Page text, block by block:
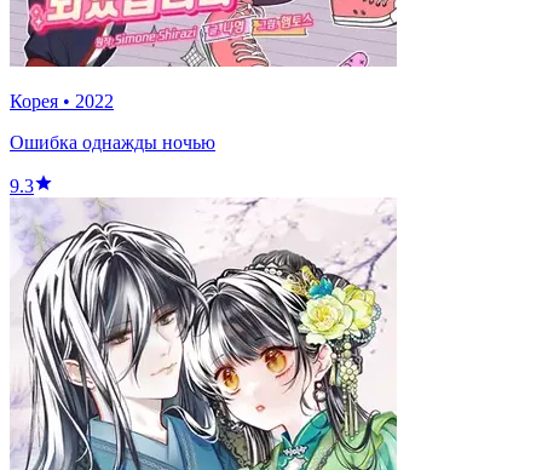
Корея • 2022
Ошибка однажды ночью
9.3